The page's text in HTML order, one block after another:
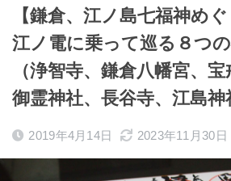
【鎌倉、江ノ島七福神め
江ノ電に乗って巡る８つ
（浄智寺、鎌倉八幡宮、宝
御霊神社、長谷寺、江島神
2019年4月14日 2023年11月30日